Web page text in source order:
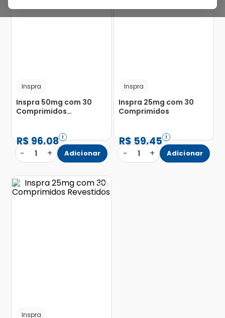
Inspra
Inspra 50mg com 30
Comprimidos
R$96,08
− 1 + Adicionar
Inspra
Inspra 25mg com 30
Comprimidos
R$59,45
− 1 + Adicionar
Inspra